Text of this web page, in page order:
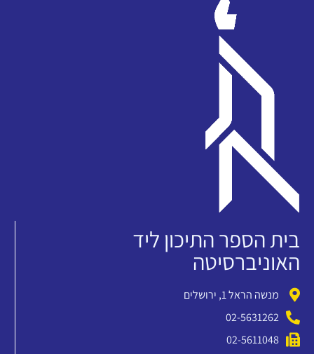
בית הספר התיכון ליד
האוניברסיטה
מנשה הראל 1, ירושלים
02-5631262
02-5611048